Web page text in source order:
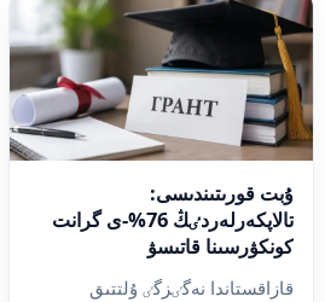
ۇبت قورىتىندىسى:
تالاپكەرلەردٸڭ 76%-ى گرانت
كونكۋرسىنا قاتىسۋ
مٷمكٸندٸگٸنە يە بولدى
قازاقستاندا نەگٸزگٸ ۇلتتىق